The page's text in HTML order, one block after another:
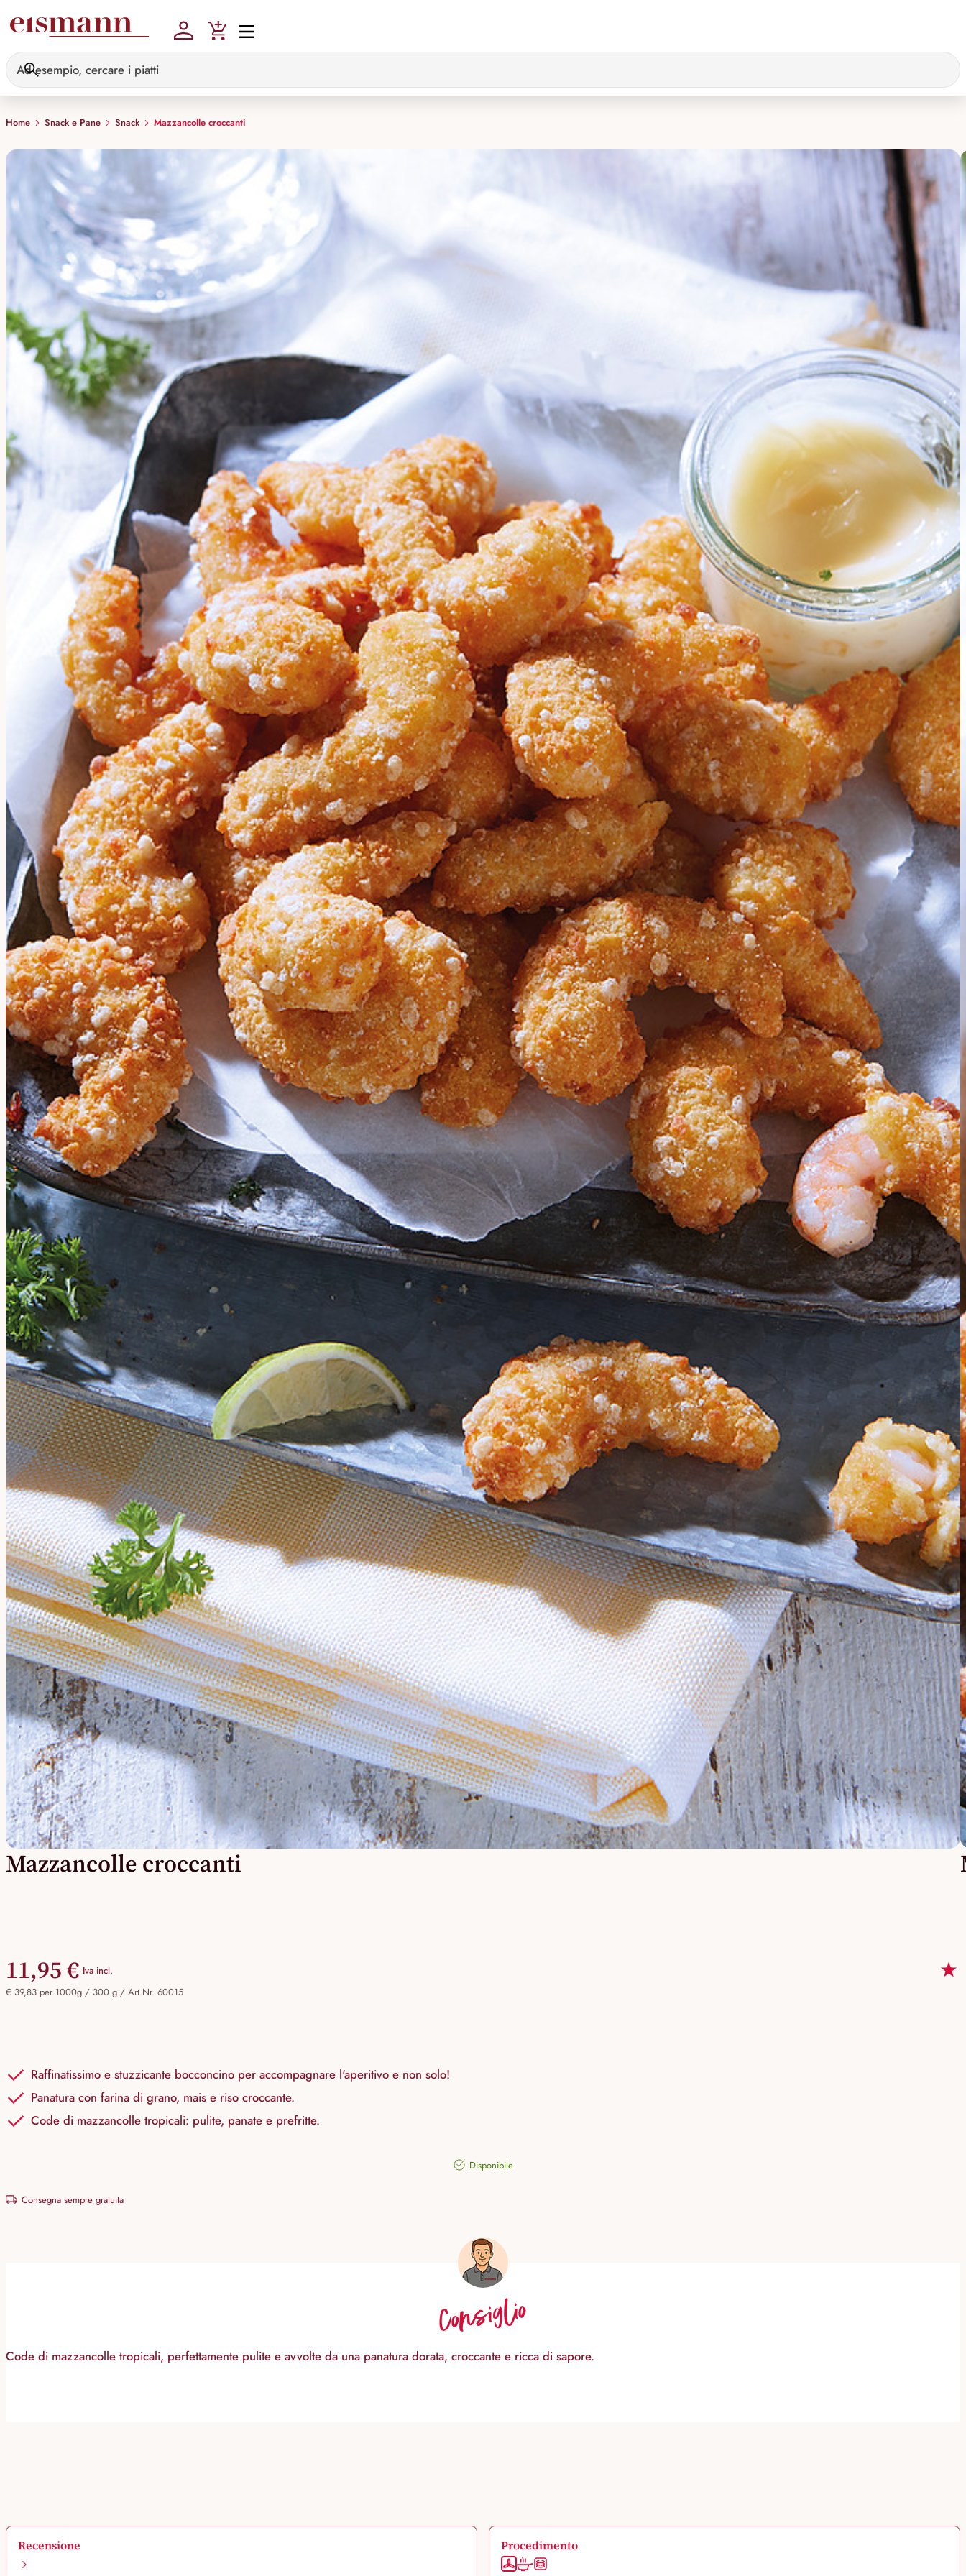
Home Snack e Pane Snack Mazzancolle croccanti
Mazzancolle croccanti
11,95 € Iva incl.
€ 39,83 per 1000g / 300 g / Art.Nr. 60015
Raffinatissimo e stuzzicante bocconcino per accompagnare l'aperitivo e non solo!
Panatura con farina di grano, mais e riso croccante.
Code di mazzancolle tropicali: pulite, panate e prefritte.
Disponibile
Consegna sempre gratuita
Consiglio
Code di mazzancolle tropicali, perfettamente pulite e avvolte da una panatura dorata, croccante e ricca di sapore.
Recensione Procedimento